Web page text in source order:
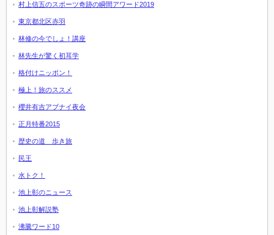
村上信五のスポーツ奇跡の瞬間アワード2019
東京都北区赤羽
林修の今でしょ！講座
林先生が驚く初耳学
格付けニッポン！
極上！旅のススメ
櫻井有吉アブナイ夜会
正月特番2015
歴史の道 歩き旅
民王
水トク！
池上彰のニュース
池上彰解説塾
沸騰ワード10